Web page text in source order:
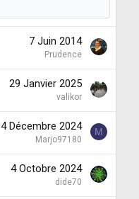
7 Juin 2014
Prudence
29 Janvier 2025
valikor
4 Décembre 2024
Marjo97180
M
4 Octobre 2024
dide70